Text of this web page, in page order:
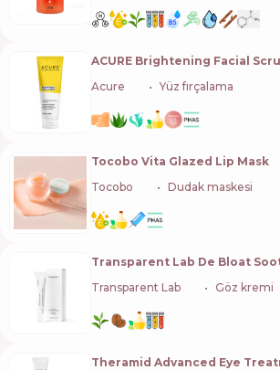
ACURE Brightening Facial
Acure
Yüz fırçalama
Tocobo Vita Glazed Lip Mask
Tocobo
Dudak maskesi
Transparent Lab De Bloat
Transparent Lab
Göz kremi
Theramid Advanced Eye